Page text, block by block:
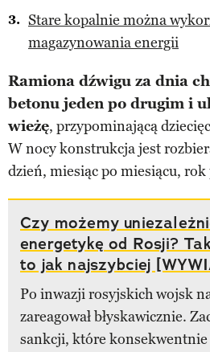
Stare kopalnie można
magazynowania energii
Ramiona dźwigu za dnia
betonu jeden po drugim i
wieżę, przypominającą
W nocy konstrukcja jest
dzień, miesiąc po miesiącu,
Czy możemy
energetykę od Rosji?
to jak najszybciej
Po inwazji rosyjskich wojsk
zareagował błyskawicznie.
sankcji, które konsekwentnie